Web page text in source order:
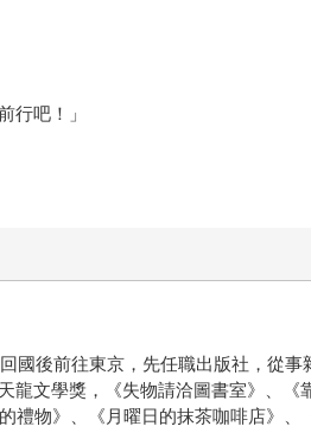
行吧！」
國後前往東京，先任職出版社，從
龍文學獎，《失物請洽圖書室》、《
禮物》、《月曜日的抹茶咖啡店》、